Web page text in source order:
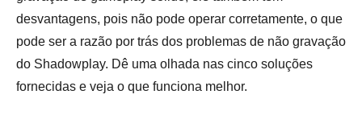
desvantagens, pois não pode operar corretamente, o que
pode ser a razão por trás dos problemas de não gravação
do Shadowplay. Dê uma olhada nas cinco soluções
fornecidas e veja o que funciona melhor.